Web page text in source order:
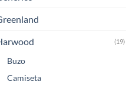
(19)
Buzo
Camiseta